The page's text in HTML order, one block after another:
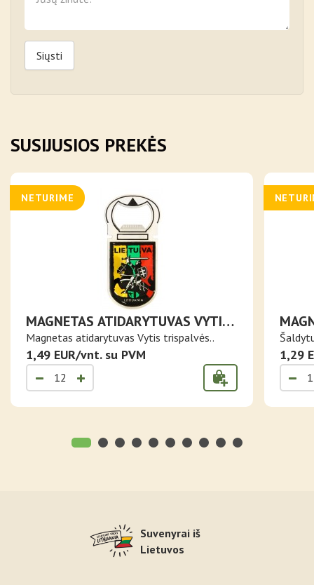
Siųsti
SUSIJUSIOS PREKĖS
NETURIME
MAGNETAS ATIDARYTUVAS VYTIS
TRISPALVĖS FONE
Magnetas atidarytuvas Vytis trispalvės..
1,49 EUR/vnt. su PVM 1,29
Suvenyrai iš
Lietuvos